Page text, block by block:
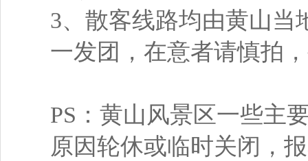
3、散客线路均由黄山当
一发团，在意者请慎拍
PS：黄山风景区一些主
原因轮休或临时关闭，